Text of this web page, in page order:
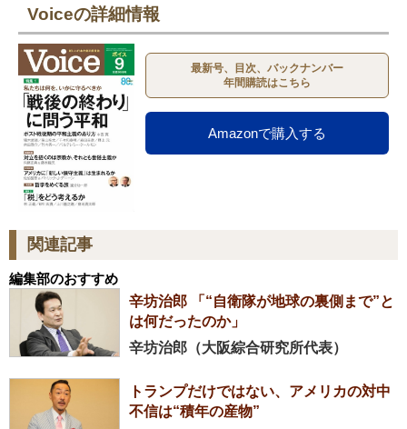
Voiceの詳細情報
最新号、目次、バックナンバー
年間購読はこちら
Amazonで購入する
関連記事
編集部のおすすめ
辛坊治郎 「“自衛隊が地球の裏側まで”と
は何だったのか」
辛坊治郎（大阪綜合研究所代表）
トランプだけではない、アメリカの対中
不信は“積年の産物”